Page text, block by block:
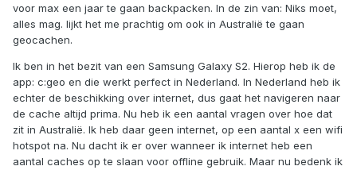
voor max een jaar te gaan backpacken. In de zin van: Niks moet,
alles mag. lijkt het me prachtig om ook in Australië te gaan
geocachen.
Ik ben in het bezit van een Samsung Galaxy S2. Hierop heb ik de
app: c:geo en die werkt perfect in Nederland. In Nederland heb ik
echter de beschikking over internet, dus gaat het navigeren naar
de cache altijd prima. Nu heb ik een aantal vragen over hoe dat
zit in Australië. Ik heb daar geen internet, op een aantal x een wifi
hotspot na. Nu dacht ik er over wanneer ik internet heb een
aantal caches op te slaan voor offline gebruik. Maar nu bedenk ik